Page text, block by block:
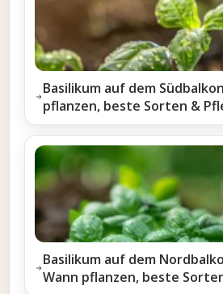
Basilikum auf dem
pflanzen, beste Sorten &
Basilikum auf dem
Wann pflanzen, beste